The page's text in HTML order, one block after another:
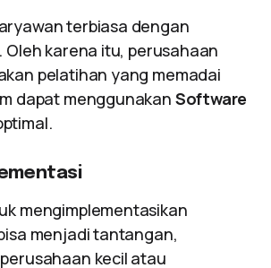
terbiasa dengan
karena itu, perusahaan
pelatihan yang memadai
dapat menggunakan Software
mengimplementasikan
menjadi tantangan,
kecil atau